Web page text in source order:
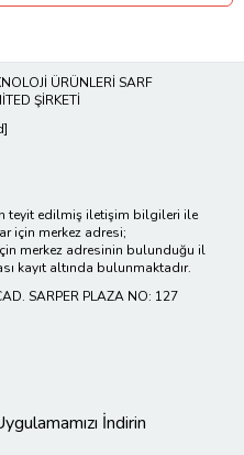
ÜRÜNLERİ SARF
ŞİRKETİ
teyit edilmiş iletişim bilgileri ile
için merkez adresi;
merkez adresinin bulunduğu il
kayıt altında bulunmaktadır.
SARPER PLAZA NO: 127
İndirin